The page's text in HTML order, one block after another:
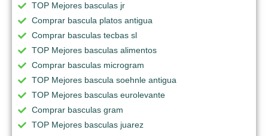
TOP Mejores basculas jr
Comprar bascula platos antigua
Comprar basculas tecbas sl
TOP Mejores basculas alimentos
Comprar basculas microgram
TOP Mejores bascula soehnle antigua
TOP Mejores basculas eurolevante
Comprar basculas gram
TOP Mejores basculas juarez